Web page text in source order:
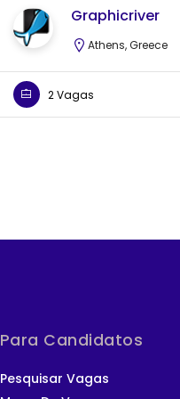
Graphicriver
Athens, Greece
2 Vagas
Para Candidatos
Pesquisar Vagas